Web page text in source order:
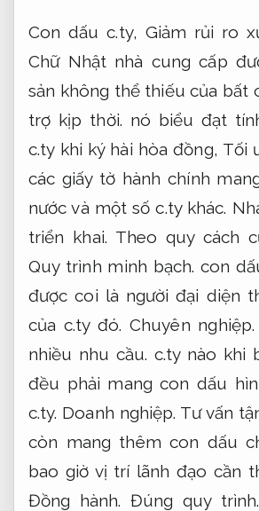
Con dấu c.ty, Giảm rủi ro
Chữ Nhật nhà cung cấp
sản không thể thiếu của bất
trợ kịp thời. nó biểu đạt
c.ty khi ký hài hòa đồng, Tối
các giấy tờ hành chính
nước và một số c.ty khác.
triển khai. Theo quy cách
Quy trình minh bạch. con
được coi là người đại diện
của c.ty đó.Chuyên nghiệp.
nhiều nhu cầu. c.ty nào khi
đều phải mang con dấu
c.ty. Doanh nghiệp. Tư vấn
còn mang thêm con dấu
bao giờ vị trí lãnh đạo cần
Đồng hành. Đúng quy trình.